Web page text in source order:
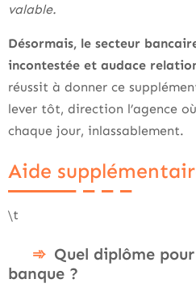
valable.
Désormais, le secteur
incontestée et audace
réussit à donner ce
lever tôt, direction l’agence
chaque jour, inlassablement.
Aide
\t
Quel diplôme
banque ?